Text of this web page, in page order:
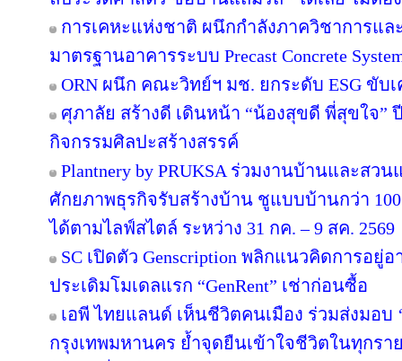
การเคหะแห่งชาติ ผนึกกำลังภาควิชาการแ
มาตรฐานอาคารระบบ Precast Concrete
ORN ผนึก คณะวิทย์ฯ มช. ยกระดับ ESG ขับ
ศุภาลัย สร้างดี เดินหน้า “น้องสุขดี พี่สุขใจ”
กิจกรรมศิลปะสร้างสรรค์
Plantnery by PRUKSA ร่วมงานบ้านและสวน
ศักยภาพธุรกิจรับสร้างบ้าน ชูแบบบ้านกว่า
ได้ตามไลฟ์สไตล์ ระหว่าง 31 กค. – 9 สค. 2569
SC เปิดตัว Genscription พลิกแนวคิดการอ
ประเดิมโมเดลแรก “GenRent” เช่าก่อนซื้อ
เอพี ไทยแลนด์ เห็นชีวิตคนเมือง ร่วมส่งมอบ
กรุงเทพมหานคร ย้ำจุดยืนเข้าใจชีวิตในทุกรา